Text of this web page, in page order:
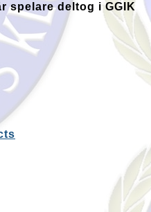
spelare deltog i GGIK